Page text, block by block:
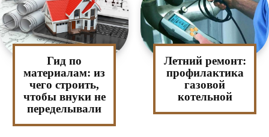
Гид по
материалам: из
чего строить,
чтобы внуки не
переделывали
Летний ремонт:
профилактика
газовой
котельной